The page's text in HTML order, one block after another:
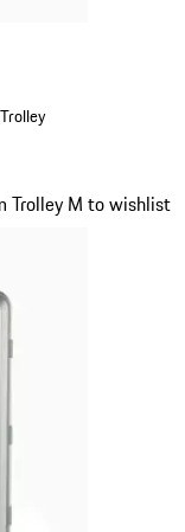
Trolley M to wishlist